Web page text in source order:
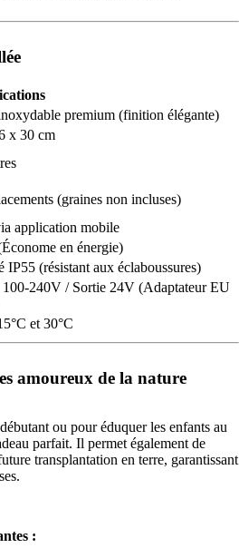
premium (finition élégante)
x 30 cm
(graines non incluses)
application mobile
en énergie)
IP55 (résistant aux éclaboussures)
100-240V / Sortie 24V (Adaptateur EU
et 30°C
amoureux de la nature
ou pour éduquer les enfants au
parfait. Il permet également de
transplantation en terre, garantissant
: